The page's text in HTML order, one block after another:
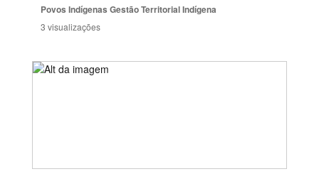
Povos Indígenas Gestão Territorial Indígena
3 visualizações